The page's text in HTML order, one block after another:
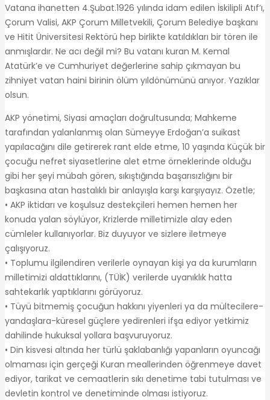
Vatana ihanetten 4.Şubat.1926 yılında idam edilen İskilipli Atıf’ı,
Çorum Valisi, AKP Çorum Milletvekili, Çorum Belediye başkanı
ve Hitit Üniversitesi Rektörü hep birlikte katıldıkları bir tören ile
anmışlardır. Ne acı değil mi? Bu vatanı kuran M. Kemal
Atatürk’e ve Cumhuriyet değerlerine sahip çıkmayan bu
zihniyet vatan haini birinin ölüm yıldönümünü anıyor. Yazıklar
olsun.
AKP yönetimi, Siyasi amaçları doğrultusunda; Mahkeme
tarafından yalanlanmış olan Sümeyye Erdoğan’a suikast
yapılacağını dile getirerek rant elde etme, 10 yaşında Küçük bir
çocuğu nefret siyasetlerine alet etme örneklerinde olduğu
gibi her şeyi mübah gören, sıkıştığında başarısızlığını bir
başkasına atan hastalıklı bir anlayışla karşı karşıyayız. Özetle;
• AKP iktidarı ve koşulsuz destekçileri hemen hemen her
konuda yalan söylüyor, Krizlerde milletimizle alay eden
cümleler kullanıyorlar. Biz duyuyor ve sizlere iletmeye
çalışıyoruz.
• Toplumu ilgilendiren verilerle oynayan kişi ya da kurumların
milletimizi aldattıklarını, (TÜİK) verilerde uyanıklık hatta
sahtekarlık yaptıklarını görüyoruz.
• Tüyü bitmemiş çocuğun hakkını yiyenleri ya da mültecilere-
yandaşlara-küresel güçlere yedirenleri ifşa ediyor yetkimiz
dahilinde hukuksal yollara başvuruyoruz.
• Din kisvesi altında her türlü şaklabanlığı yapanların oyuncağı
olmaması için gerçeği Kuran meallerinden öğrenmeye davet
ediyor, tarikat ve cemaatlerin sıkı denetime tabi tutulması ve
devletin kontrol ve denetiminde olması istiyoruz.